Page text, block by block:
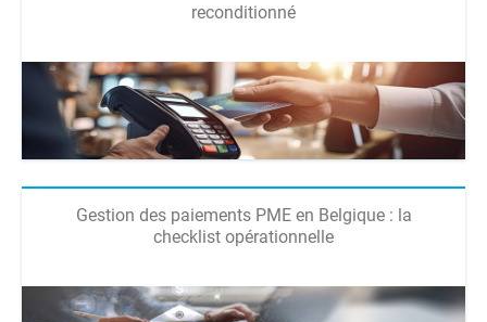
reconditionné
Gestion des paiements PME en Belgique : la
checklist opérationnelle